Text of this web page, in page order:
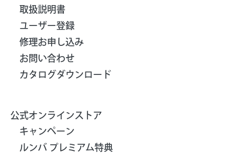
取扱説明書
ユーザー登録
修理お申し込み
お問い合わせ
カタログダウンロード
公式オンラインストア
キャンペーン
ルンバ プレミアム特典